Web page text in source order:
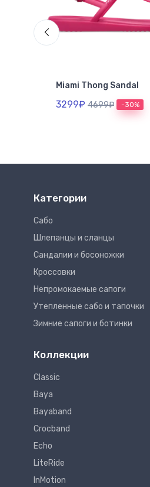
Miami Thong Sandal
3299₽ 4699₽ -30%
Категории
Сабо
Шлепанцы и сланцы
Сандалии и босоножки
Кроссовки
Непромокаемые сапоги
Утепленные сабо и тапочки
Зимние сапоги и ботинки
Коллекции
Classic
Baya
Bayaband
Crocband
Echo
LiteRide
InMotion